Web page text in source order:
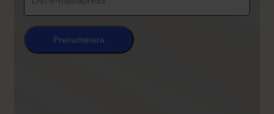
Prenumerera